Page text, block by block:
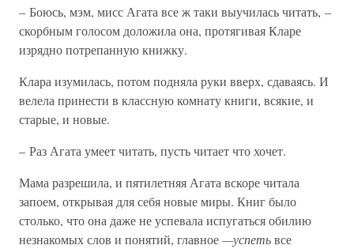
– Боюсь, мэм, мисс Агата все ж таки выучилась читать, –
скорбным голосом доложила она, протягивая Кларе
изрядно потрепанную книжку.
Клара изумилась, потом подняла руки вверх, сдаваясь. И
велела принести в классную комнату книги, всякие, и
старые, и новые.
– Раз Агата умеет читать, пусть читает что хочет.
Мама разрешила, и пятилетняя Агата вскоре читала
запоем, открывая для себя новые миры. Книг было
столько, что она даже не успевала испугаться обилию
незнакомых слов и понятий, главное—успетьвсе